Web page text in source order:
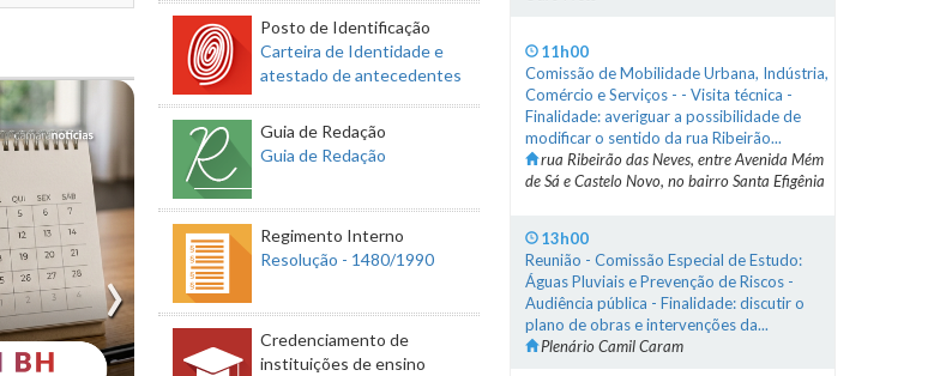
Posto de Identificação
Carteira de Identidade e
atestado de antecedentes
Guia de Redação
Guia de Redação
Regimento Interno
Resolução - 1480/1990
Credenciamento de
instituições de ensino
11h00
Comissão de Mobilidade Urbana, Indústria,
Comércio e Serviços - - Visita técnica -
Finalidade: averiguar a possibilidade de
modificar o sentido da rua Ribeirão...
rua Ribeirão das Neves, entre Avenida Mém
de Sá e Castelo Novo, no bairro Santa Efigênia
13h00
Reunião - Comissão Especial de Estudo:
Águas Pluviais e Prevenção de Riscos -
Audiência pública - Finalidade: discutir o
plano de obras e intervenções da...
Plenário Camil Caram